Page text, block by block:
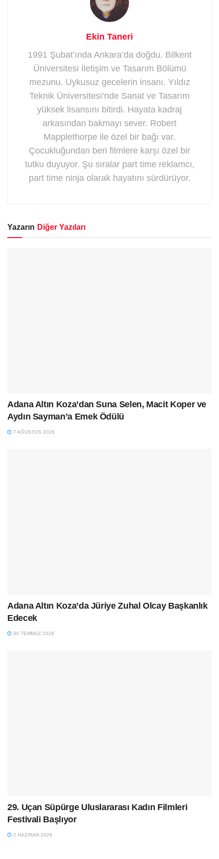
Ekin Taneri
1991 Şubat’ında Ankara’da doğdu. Bilkent
Üniversitesi İletişim ve Tasarım Bölümü
mezunu. Uykusuz gecelerin insanı. Yıldız
Teknik Üniversitesi’nde Sanat ve Tasarım
yüksek lisansını bitirdi. Hayata kadraj
arkasından bakmayı sever. Robert
Mapplethorpe ile özel bir bağı var.
Çocukluğundan beri filmlere karşı özel bir
tutku duyuyor. Şu sıralar part time reklamcı,
part time ninja olarak hayatını sürdürüyor.
Yazarın Diğer Yazıları
Adana Altın Koza’dan Suna Selen, Macit Koper ve
Aydın Sayman’a Emek Ödülü
7 AĞUSTOS 2026
Adana Altın Koza’da Jüriye Zuhal Olcay Başkanlık
Edecek
30 TEMMUZ 2026
29. Uçan Süpürge Uluslararası Kadın Filmleri
Festivali Başlıyor
2 HAZIRAN 2026